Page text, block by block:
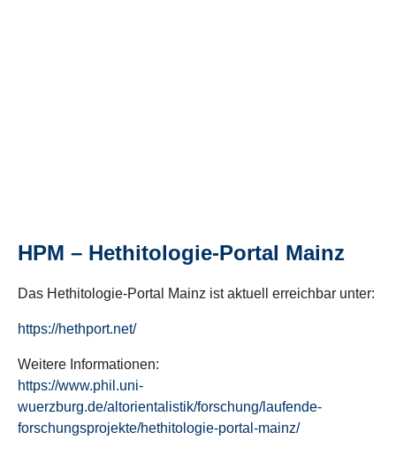
HPM – Hethitologie-Portal Mainz
Das Hethitologie-Portal Mainz ist aktuell erreichbar unter:
https://hethport.net/
Weitere Informationen:
https://www.phil.uni-
wuerzburg.de/altorientalistik/forschung/laufende-
forschungsprojekte/hethitologie-portal-mainz/